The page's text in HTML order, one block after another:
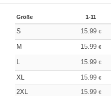
Größe 1-11
S 15.99 €
M 15.99 €
15.99 €
XL 15.99 €
2XL
15.99 €